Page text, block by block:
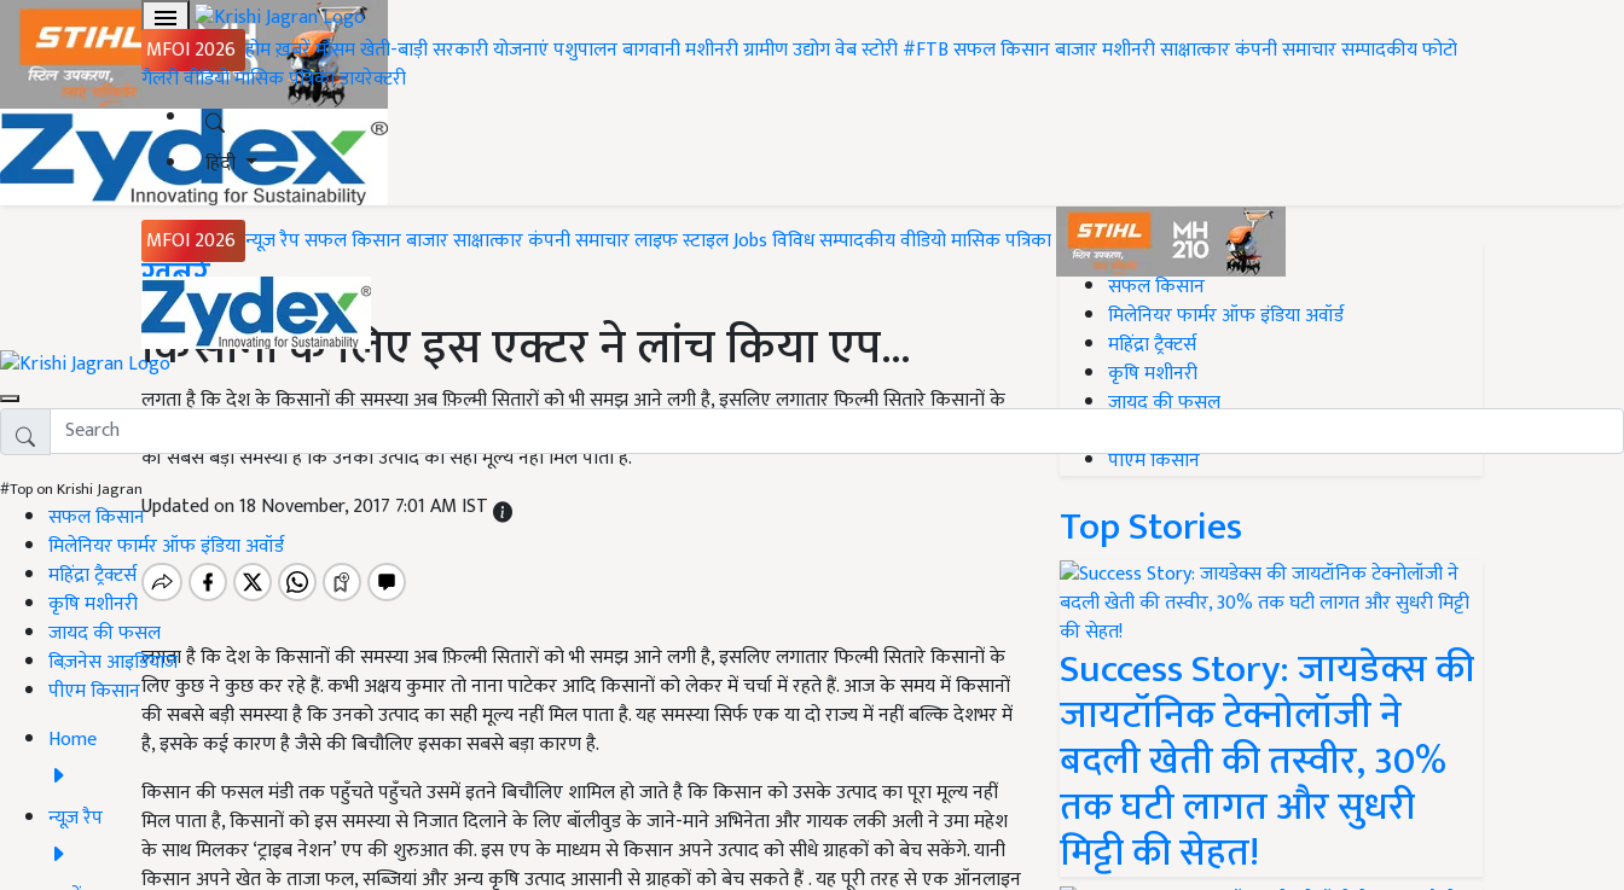
MFOI 2026 होमख़बरेंमौसमखेती-बाड़ीसरकारी योजनाएंपशुपालनबागवानीमशीनरीग्रामीण उद्योगवेब स्टोरी#FTBसफल किसानबाजारमशीनरीसाक्षात्कारकंपनी समाचारसम्पादकीयफोटो
गैलरीवीडियोमासिक पत्रिकाडायरेक्टरी
हिंदी
MFOI 2026 न्यूज़ रैपसफल किसानबाजारसाक्षात्कारकंपनी समाचारलाइफ स्टाइलJobsविविधसम्पादकीयवीडियोमासिक पत्रिका
#Top on Krishi Jagran
सफल किसान
मिलेनियर फार्मर ऑफ इंडिया अवॉर्ड
महिंद्रा ट्रैक्टर्स
कृषि मशीनरी
जायद की फसल
बिज़नेस आइडियाज
पीएम किसान
Home
न्यूज़ रैप
Home
ख़बरें
किसानों के लिए इस एक्टर ने लांच किया एप...
लगता है कि देश के किसानों की समस्या अब फ़िल्मी सितारों को भी समझ आने लगी है, इसलिए लगातार फिल्मी सितारे किसानों के
की सबसे बड़ी समस्या है कि उनको उत्पाद का सही मूल्य नहीं मिल पाता है.
Updated on 18 November, 2017 7:01 AM IST
लगता है कि देश के किसानों की समस्या अब फ़िल्मी सितारों को भी समझ आने लगी है, इसलिए लगातार फिल्मी सितारे किसानों के
लिए कुछ ने कुछ कर रहे हैं. कभी अक्षय कुमार तो नाना पाटेकर आदि किसानों को लेकर में चर्चा में रहते हैं. आज के समय में किसानों
की सबसे बड़ी समस्या है कि उनको उत्पाद का सही मूल्य नहीं मिल पाता है. यह समस्या सिर्फ एक या दो राज्य में नहीं बल्कि देशभर में
है, इसके कई कारण है जैसे की बिचौलिए इसका सबसे बड़ा कारण है.
किसान की फसल मंडी तक पहुँचते पहुँचते उसमें इतने बिचौलिए शामिल हो जाते है कि किसान को उसके उत्पाद का पूरा मूल्य नहीं
मिल पाता है, किसानों को इस समस्या से निजात दिलाने के लिए बॉलीवुड के जाने-माने अभिनेता और गायक लकी अली ने उमा महेश
के साथ मिलकर ‘ट्राइब नेशन’ एप की शुरुआत की. इस एप के माध्यम से किसान अपने उत्पाद को सीधे ग्राहकों को बेच सकेंगे. यानी
किसान अपने खेत के ताजा फल, सब्जियां और अन्य कृषि उत्पाद आसानी से ग्राहकों को बेच सकते हैं . यह पूरी तरह से एक ऑनलाइन
#Top on Krishi Jagran
सफल किसान
मिलेनियर फार्मर ऑफ इंडिया अवॉर्ड
महिंद्रा ट्रैक्टर्स
कृषि मशीनरी
जायद की फसल
पीएम किसान
Top Stories
Success Story: जायडेक्स की
जायटॉनिक टेक्नोलॉजी ने
बदली खेती की तस्वीर, 30%
तक घटी लागत और सुधरी
मिट्टी की सेहत!